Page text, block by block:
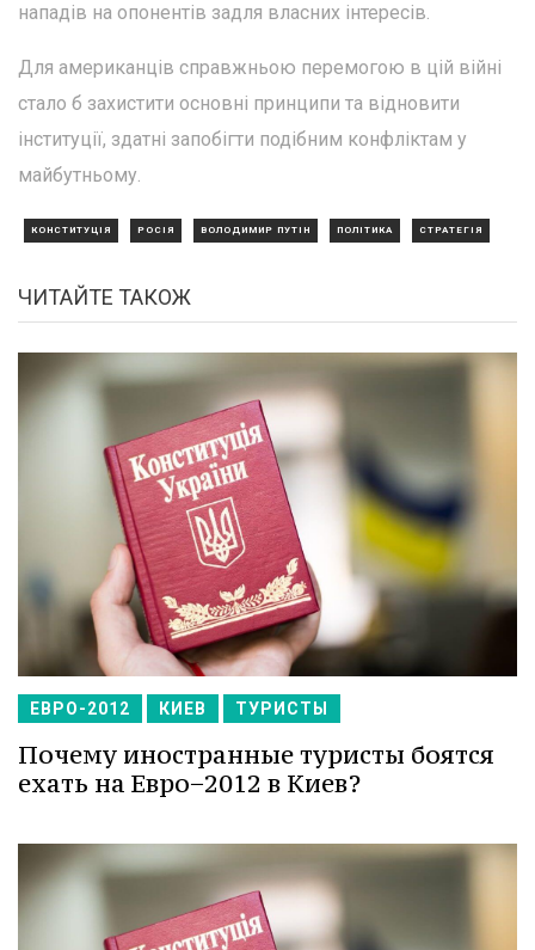
нападів на опонентів задля власних інтересів.
Для американців справжньою перемогою в цій війні
стало б захистити основні принципи та відновити
інституції, здатні запобігти подібним конфліктам у
майбутньому.
КОНСТИТУЦІЯ РОСІЯ ВОЛОДИМИР ПУТІН ПОЛІТИКА СТРАТЕГІЯ
ЧИТАЙТЕ ТАКОЖ
ЕВРО-2012 КИЕВ ТУРИСТЫ
Почему иностранные туристы боятся
ехать на Евро−2012 в Киев?